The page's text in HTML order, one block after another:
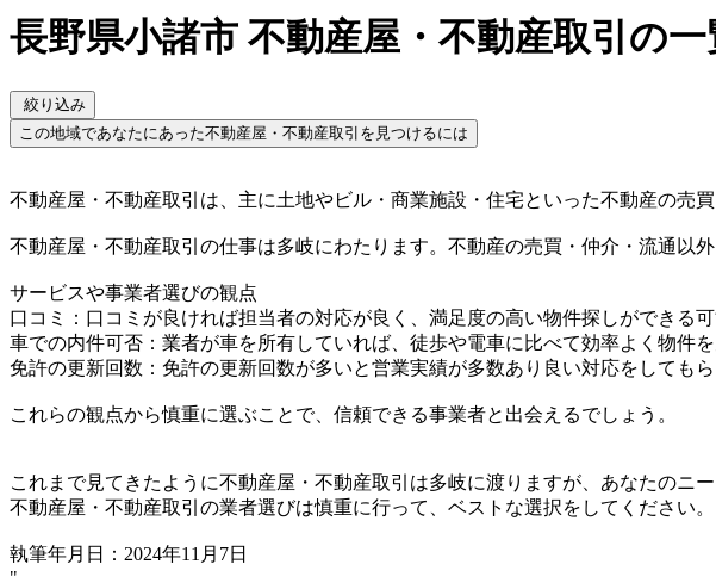
長野県小諸市 不動産屋・不動産取引の一
絞り込み
この地域であなたにあった不動産屋・不動産取引を見つけるには
不動産屋・不動産取引は、主に土地やビル・商業施設・住宅といった不動産の売
不動産屋・不動産取引の仕事は多岐にわたります。不動産の売買・仲介・流通以
サービスや事業者選びの観点
口コミ：口コミが良ければ担当者の対応が良く、満足度の高い物件探しができる
車での内件可否：業者が車を所有していれば、徒歩や電車に比べて効率よく物件
免許の更新回数：免許の更新回数が多いと営業実績が多数あり良い対応をしても
これらの観点から慎重に選ぶことで、信頼できる事業者と出会えるでしょう。
これまで見てきたように不動産屋・不動産取引は多岐に渡りますが、あなたのニ
不動産屋・不動産取引の業者選びは慎重に行って、ベストな選択をしてください。
執筆年月日：2024年11月7日
"